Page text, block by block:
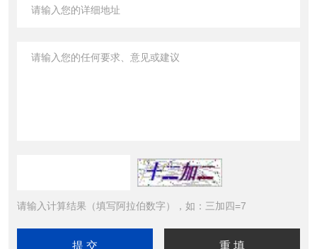
请输入计算结果（填写阿拉伯数字），如：三加四=7